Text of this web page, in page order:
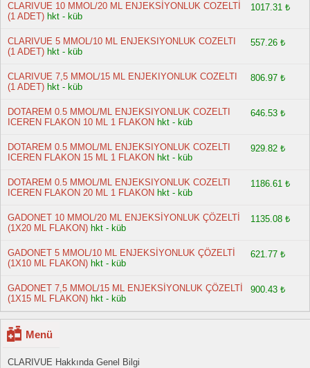
CLARIVUE 10 MMOL/20 ML ENJEKSİYONLUK COZELTİ
(1 ADET) hkt - küb
1017.31 ₺
CLARIVUE 5 MMOL/10 ML ENJEKSIYONLUK COZELTI
(1 ADET) hkt - küb
557.26 ₺
CLARIVUE 7,5 MMOL/15 ML ENJEKIYONLUK COZELTI
(1 ADET) hkt - küb
806.97 ₺
DOTAREM 0.5 MMOL/ML ENJEKSIYONLUK COZELTI
ICEREN FLAKON 10 ML 1 FLAKON hkt - küb
646.53 ₺
DOTAREM 0.5 MMOL/ML ENJEKSIYONLUK COZELTI
ICEREN FLAKON 15 ML 1 FLAKON hkt - küb
929.82 ₺
DOTAREM 0.5 MMOL/ML ENJEKSIYONLUK COZELTI
ICEREN FLAKON 20 ML 1 FLAKON hkt - küb
1186.61 ₺
GADONET 10 MMOL/20 ML ENJEKSİYONLUK ÇÖZELTİ
(1X20 ML FLAKON) hkt - küb
1135.08 ₺
GADONET 5 MMOL/10 ML ENJEKSİYONLUK ÇÖZELTİ
(1X10 ML FLAKON) hkt - küb
621.77 ₺
GADONET 7,5 MMOL/15 ML ENJEKSİYONLUK ÇÖZELTİ
(1X15 ML FLAKON) hkt - küb
900.43 ₺
Menü
CLARIVUE Hakkında Genel Bilgi